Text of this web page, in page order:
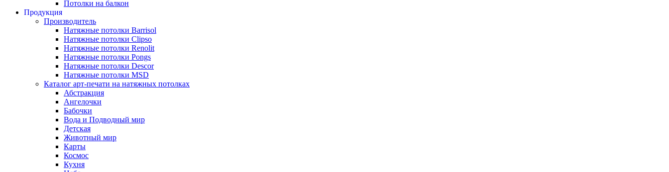
Потолки на балкон
Продукция
Производитель
Натяжные потолки Barrisol
Натяжные потолки Clipso
Натяжные потолки Renolit
Натяжные потолки Pongs
Натяжные потолки Descor
Натяжные потолки MSD
Каталог арт-печати на натяжных потолках
Абстракция
Ангелочки
Бабочки
Вода и Подводный мир
Детская
Животный мир
Карты
Космос
Кухня